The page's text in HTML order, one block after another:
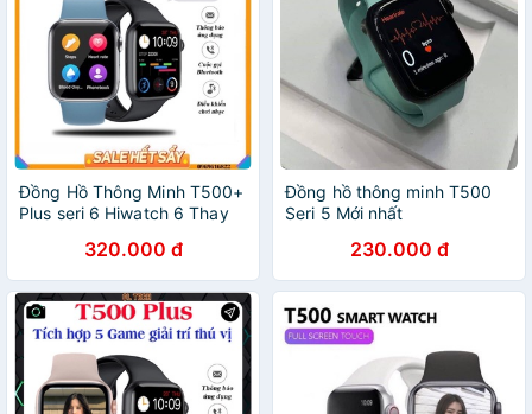
Đồng Hồ Thông Minh T500+
Plus seri 6 Hiwatch 6 Thay
bluetooth 5.0 44mm Pin
Trâu
320.000 đ
Đồng hồ thông minh T500
Seri 5 Mới nhất
230.000 đ